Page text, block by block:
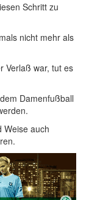
Schritt zu
nicht mehr als
Verlaß war, tut es
Damenfußball
Weise auch